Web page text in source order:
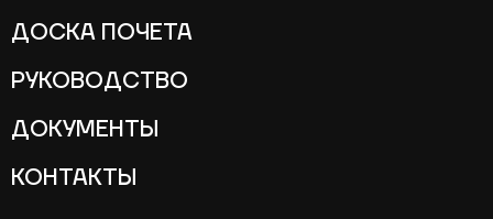
ДОСКА ПОЧЕТА
РУКОВОДСТВО
ДОКУМЕНТЫ
КОНТАКТЫ